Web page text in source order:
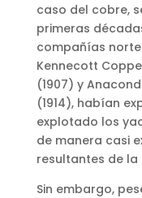
caso del cobre,
primeras
compañías
Kennecott
(1907) y
(1914), habían
explotado los
de manera casi
resultantes de
Sin embargo,